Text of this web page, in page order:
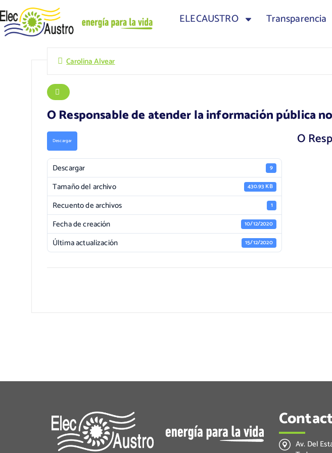
ELECAUSTRO Transparencia
Carolina Alvear
O Responsable de atender la información pública
Descargar
Descargar 9
Tamaño del archivo 430.93 KB
Recuento de archivos 1
Fecha de creación 10/12/2020
Última actualización 15/12/2020
O
Av. Del